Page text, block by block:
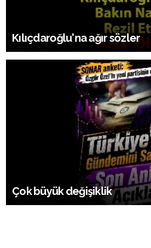
Kılıçdaroğlu'na ağır sözler
Çok büyük değişiklik